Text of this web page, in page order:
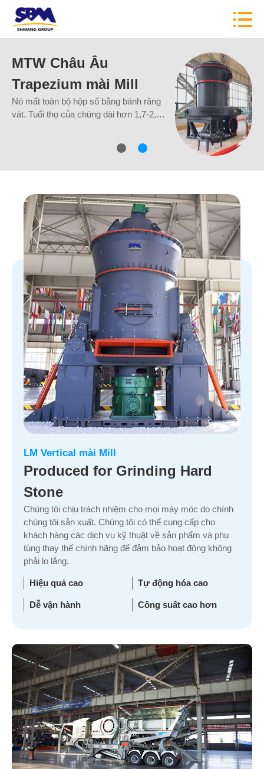
LUM siêu mịn dọc mài
Mill
Người dùng có thể kiểm soát chính xác
áp suất mài, tốc độ quay vòng và các
LM Vertical mài Mill
Produced for Grinding Hard
Stone
Chúng tôi chịu trách nhiệm cho mọi máy móc do chính
chúng tôi sản xuất. Chúng tôi có thể cung cấp cho
khách hàng các dịch vụ kỹ thuật về sản phẩm và phụ
tùng thay thế chính hãng để đảm bảo hoạt động không
phải lo lắng.
Hiệu quả cao Tự động hóa cao
Dễ vận hành Công suất cao hơn